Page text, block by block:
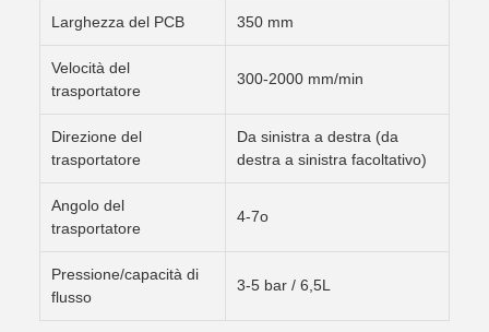
Larghezza del PCB 350 mm
Velocità del
trasportatore
300-2000 mm/min
Direzione del
trasportatore
Da sinistra a destra (da
destra a sinistra facoltativo)
Angolo del
trasportatore
4-7o
Pressione/capacità di
flusso
3-5 bar / 6,5L